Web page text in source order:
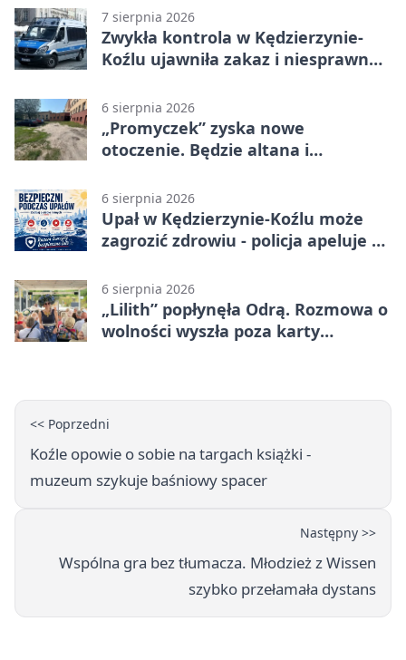
7 sierpnia 2026
Zwykła kontrola w Kędzierzynie-
Koźlu ujawniła zakaz i niesprawne
6 sierpnia 2026
„Promyczek” zyska nowe
otoczenie. Będzie altana i
6 sierpnia 2026
Upał w Kędzierzynie-Koźlu może
zagrozić zdrowiu - policja apeluje o
6 sierpnia 2026
„Lilith” popłynęła Odrą. Rozmowa o
wolności wyszła poza karty
<< Poprzedni
Koźle opowie o sobie na targach książki -
muzeum szykuje baśniowy spacer
Następny >>
Wspólna gra bez tłumacza. Młodzież z Wissen
szybko przełamała dystans